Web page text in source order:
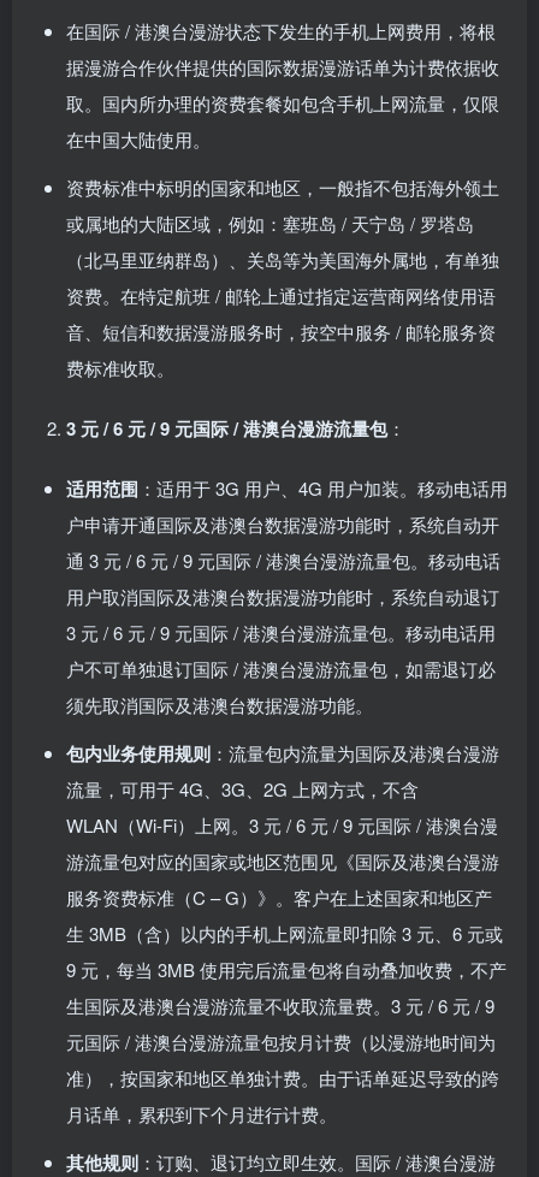
在国际 / 港澳台漫游状态下发生的手机上网费用，将根
据漫游合作伙伴提供的国际数据漫游话单为计费依据收
取。国内所办理的资费套餐如包含手机上网流量，仅限
在中国大陆使用。
资费标准中标明的国家和地区，一般指不包括海外领土
或属地的大陆区域，例如：塞班岛 / 天宁岛 / 罗塔岛
（北马里亚纳群岛）、关岛等为美国海外属地，有单独
资费。在特定航班 / 邮轮上通过指定运营商网络使用语
音、短信和数据漫游服务时，按空中服务 / 邮轮服务资
费标准收取。
3 元 / 6 元 / 9 元国际 / 港澳台漫游流量包：
适用范围 ：适用于 3G 用户、4G 用户加装。移动电话用
户申请开通国际及港澳台数据漫游功能时，系统自动开
通 3 元 / 6 元 / 9 元国际 / 港澳台漫游流量包。移动电话
用户取消国际及港澳台数据漫游功能时，系统自动退订
3 元 / 6 元 / 9 元国际 / 港澳台漫游流量包。移动电话用
户不可单独退订国际 / 港澳台漫游流量包，如需退订必
须先取消国际及港澳台数据漫游功能。
包内业务使用规则 ：流量包内流量为国际及港澳台漫游
流量，可用于 4G、3G、2G 上网方式，不含
WLAN（Wi-Fi）上网。3 元 / 6 元 / 9 元国际 / 港澳台漫
游流量包对应的国家或地区范围见《国际及港澳台漫游
服务资费标准（C – G）》。客户在上述国家和地区产
生 3MB（含）以内的手机上网流量即扣除 3 元、6 元或
9 元，每当 3MB 使用完后流量包将自动叠加收费，不产
生国际及港澳台漫游流量不收取流量费。3 元 / 6 元 / 9
元国际 / 港澳台漫游流量包按月计费（以漫游地时间为
准），按国家和地区单独计费。由于话单延迟导致的跨
月话单，累积到下个月进行计费。
其他规则 ：订购、退订均立即生效。国际 / 港澳台漫游